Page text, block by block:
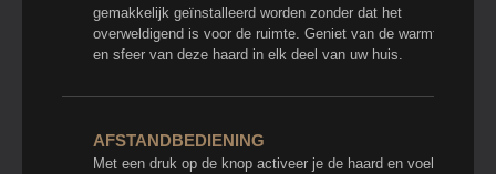
gemakkelijk geïnstalleerd worden zonder dat het
overweldigend is voor de ruimte. Geniet van de warmte
en sfeer van deze haard in elk deel van uw huis.
AFSTANDBEDIENING
Met een druk op de knop activeer je de haard en voel je